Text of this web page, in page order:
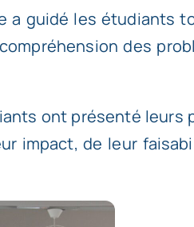
a guidé les étudiants
des
ont présenté leurs
impact, de leur